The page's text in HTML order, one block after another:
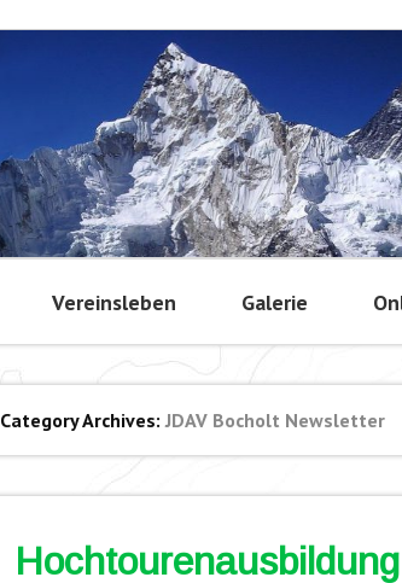
Vereinsleben Galerie
Category Archives:JDAV Bocholt Newsletter